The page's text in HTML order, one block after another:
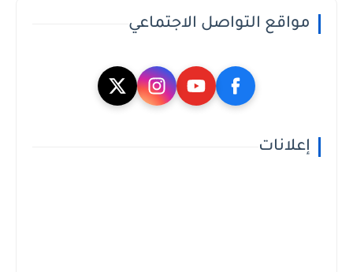
مواقع التواصل الاجتماعي
إعلانات